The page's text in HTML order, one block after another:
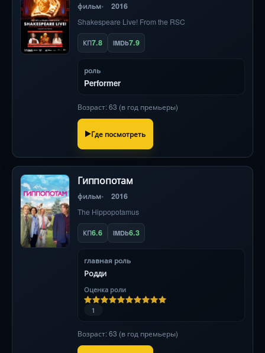
фильм 2016
Shakespeare Live! From the RSC
КП7.8 IMDb7.9
роль
Performer
Возраст: 63 (в год премьеры)
Где посмотреть
Гиппопотам
фильм 2016
The Hippopotamus
КП6.6 IMDb6.3
главная роль
Родди
Оценка роли
1
Возраст: 63 (в год премьеры)